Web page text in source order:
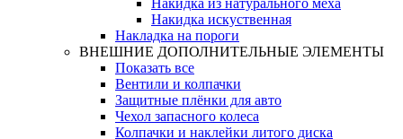
Накидка из натурального меха
Накидка искуственная
Накладка на пороги
ВНЕШНИЕ ДОПОЛНИТЕЛЬНЫЕ ЭЛЕМЕНТЫ
Показать все
Вентили и колпачки
Защитные плёнки для авто
Чехол запасного колеса
Колпачки и наклейки литого диска